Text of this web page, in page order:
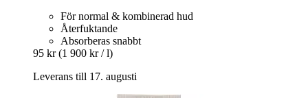
För normal & kombinerad hud
Återfuktande
Absorberas snabbt
95 kr (1 900 kr / l)
Leverans till 17. augusti